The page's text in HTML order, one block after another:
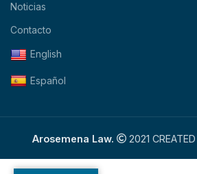
Noticias
Contacto
English
Español
Arosemena Law. 2021